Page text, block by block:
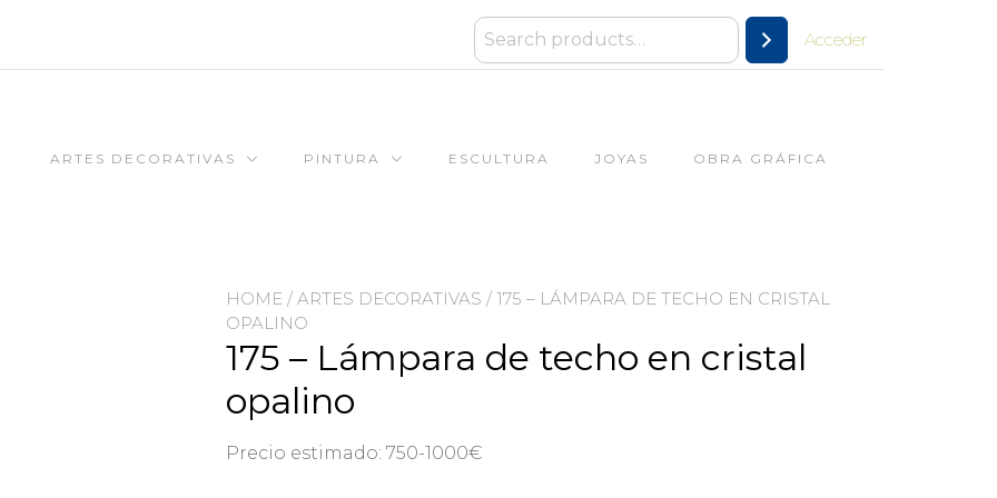
Acceder
ARTES DECORATIVAS PINTURA ESCULTURA JOYAS OBRA GRÁFICA
HOME / ARTES DECORATIVAS / 175 – LÁMPARA DE TECHO EN CRISTAL
OPALINO
175 – Lámpara de techo en cristal
opalino
Precio estimado: 750-1000€